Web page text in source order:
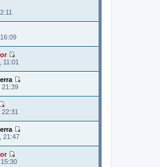
s
t
r
e
i
t
r
a
g
s
a
N
u
e
s
t
r
e
i
r
g
11:01
t
21:39
N
e
s
t
e
r
21:47
N